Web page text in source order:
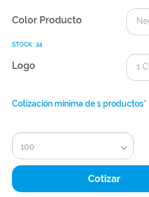
Color Producto
STOCK : 24
Logo 1
Cotización mínima de 1 productos*
100
Cotizar